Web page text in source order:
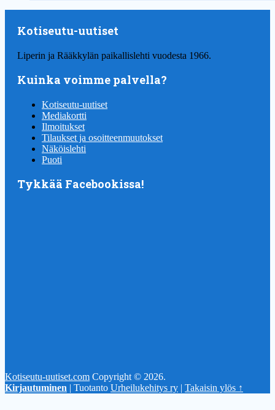
Kotiseutu-uutiset
Liperin ja Rääkkylän paikallislehti vuodesta 1966.
Kuinka voimme palvella?
Kotiseutu-uutiset
Mediakortti
Ilmoitukset
Tilaukset ja osoitteenmuutokset
Näköislehti
Puoti
Tykkää Facebookissa!
Kotiseutu-uutiset.com Copyright © 2026.
Kirjautuminen | Tuotanto Urheilukehitys ry | Takaisin ylös ↑